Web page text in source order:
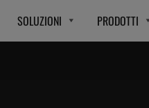
SOLUZIONI PRODOTTI